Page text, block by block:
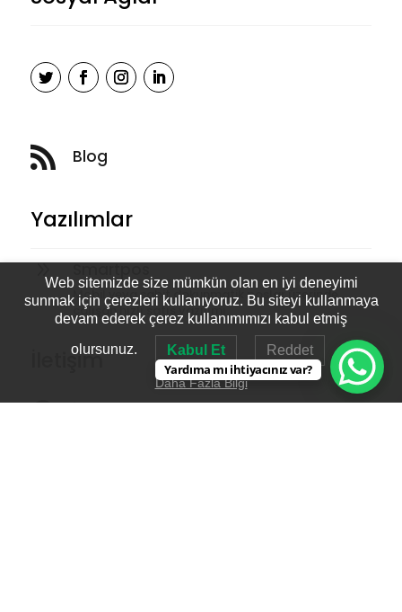
 Blog
Yazılımlar
9 Smartpos
Mobil veya sabit dokunmatik poslar üzerinde
çalışan hızlı satış yazılımı.
İletişim

Yardıma mı ihtiyacınız var?
Web sitemizde size mümkün olan en iyi deneyimi
sunmak için çerezleri kullanıyoruz. Bu siteyi kullanmaya
devam ederek çerez kullanımımızı kabul etmiş
olursunuz. Kabul Et Reddet
Daha Fazla Bilgi